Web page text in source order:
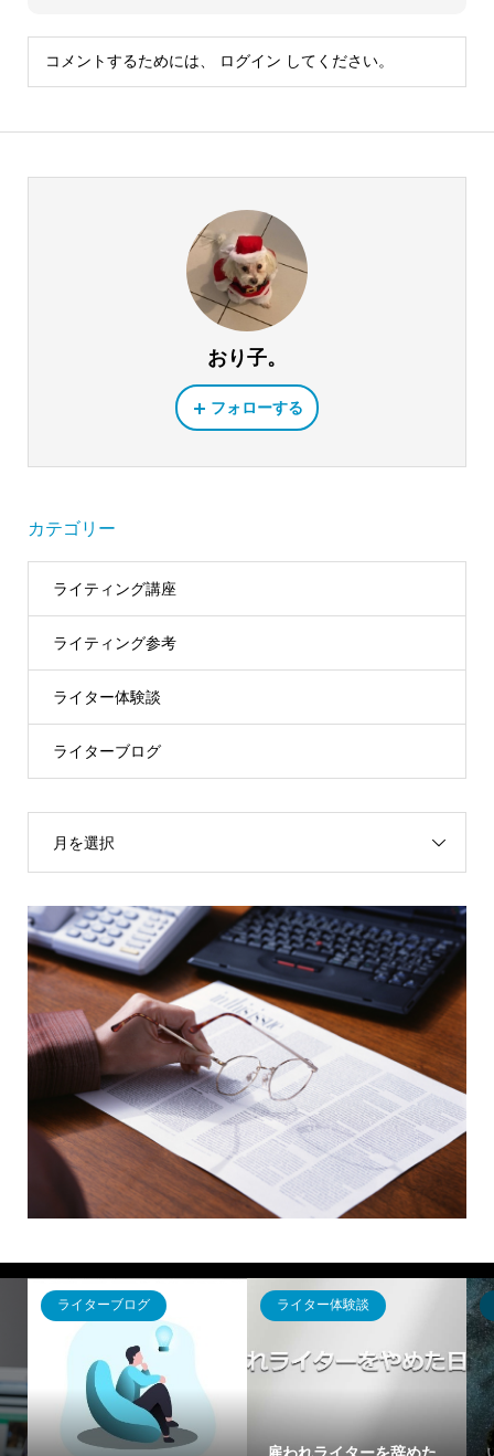
コメントするためには、 ログイン してください。
おり子。
フォローする
カテゴリー
ライティング講座
ライティング参考
ライター体験談
ライターブログ
月を選択
ライター体験談
「Webライターてしんど
ライターブログ
コレだけはやるべきWeb